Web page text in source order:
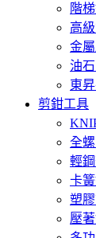
階
高
金
油
東
剪鉗工具
全
輕
卡
塑
壓